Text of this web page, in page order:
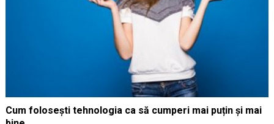
Cum folosești tehnologia ca să cumperi mai puțin și mai